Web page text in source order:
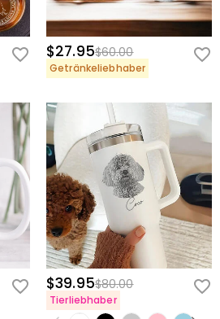
$27.95$60.00
Getränkeliebhaber
$39.95$80.00
Tierliebhaber